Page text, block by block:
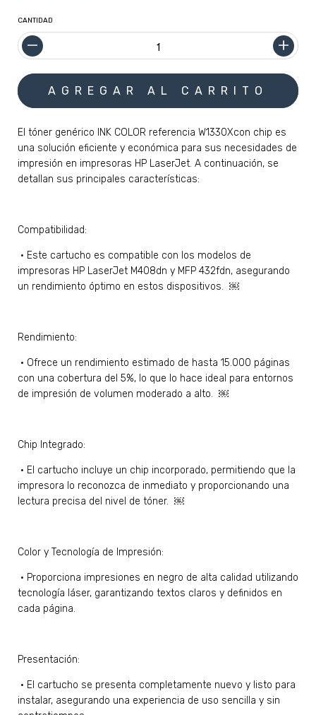
CANTIDAD
El tóner genérico INK COLOR referencia W1330Xcon chip es
una solución eficiente y económica para sus necesidades de
impresión en impresoras HP LaserJet. A continuación, se
detallan sus principales características:
Compatibilidad:
• Este cartucho es compatible con los modelos de
impresoras HP LaserJet M408dn y MFP 432fdn, asegurando
un rendimiento óptimo en estos dispositivos. ￼
Rendimiento:
• Ofrece un rendimiento estimado de hasta 15.000 páginas
con una cobertura del 5%, lo que lo hace ideal para entornos
de impresión de volumen moderado a alto. ￼
Chip Integrado:
• El cartucho incluye un chip incorporado, permitiendo que la
impresora lo reconozca de inmediato y proporcionando una
lectura precisa del nivel de tóner. ￼
Color y Tecnología de Impresión:
• Proporciona impresiones en negro de alta calidad utilizando
tecnología láser, garantizando textos claros y definidos en
cada página.
Presentación:
• El cartucho se presenta completamente nuevo y listo para
instalar, asegurando una experiencia de uso sencilla y sin